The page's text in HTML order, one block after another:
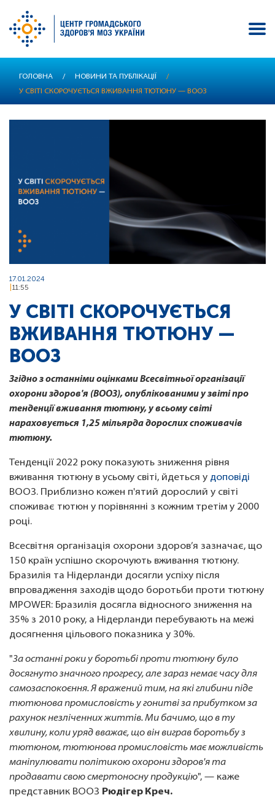
основного
ГОЛОВНА / НОВИНИ ТА ПУБЛІКАЦІЇ
/
У СВІТІ СКОРОЧУЄТЬСЯ ВЖИВАННЯ ТЮТЮНУ — ВООЗ
17.01.2024
11:55
У СВІТІ СКОРОЧУЄТЬСЯ
ВЖИВАННЯ ТЮТЮНУ —
ВООЗ
Згідно з останніми оцінками Всесвітньої організації
охорони здоров'я (ВООЗ), опублікованими у звіті про
тенденції вживання тютюну, у всьому світі
нараховується 1,25 мільярда дорослих споживачів
тютюну.
Тенденції 2022 року показують зниження рівня
вживання тютюну в усьому світі, йдеться у доповіді
ВООЗ. Приблизно кожен п'ятий дорослий у світі
споживає тютюн у порівнянні з кожним третім у 2000
році.
Всесвітня організація охорони здоров’я зазначає, що
150 країн успішно скорочують вживання тютюну.
Бразилія та Нідерланди досягли успіху після
впровадження заходів щодо боротьби проти тютюну
MPOWER: Бразилія досягла відносного зниження на
35% з 2010 року, а Нідерланди перебувають на межі
досягнення цільового показника у 30%.
"За останні роки у боротьбі проти тютюну було
досягнуто значного прогресу, але зараз немає часу для
самозаспокоєння. Я вражений тим, на які глибини піде
тютюнова промисловість у гонитві за прибутком за
рахунок незліченних життів. Ми бачимо, що в ту
хвилину, коли уряд вважає, що він виграв боротьбу з
тютюном, тютюнова промисловість має можливість
маніпулювати політикою охорони здоров'я та
продавати свою смертоносну продукцію", — каже
представник ВООЗ Рюдігер Креч.